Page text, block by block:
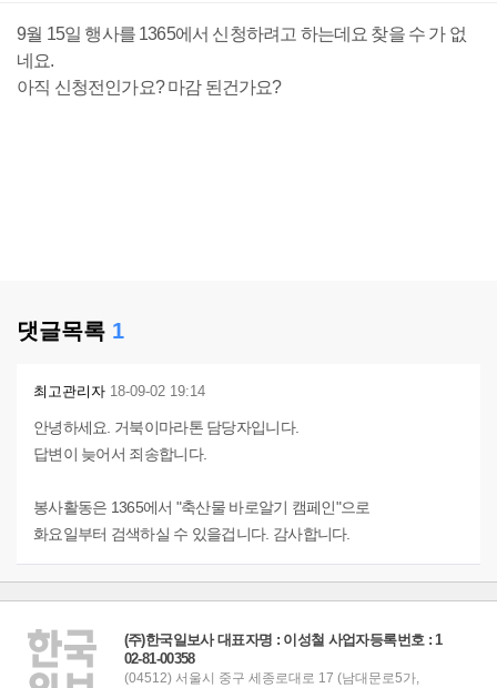
본문
9월 15일 행사를 1365에서 신청하려고 하는데요 찾을 수 가 없
네요.
아직 신청전인가요? 마감 된건가요?
댓글목록 1
최고관리자 18-09-02 19:14
안녕하세요. 거북이마라톤 담당자입니다.
답변이 늦어서 죄송합니다.
봉사활동은 1365에서 "축산물 바로알기 캠페인"으로
화요일부터 검색하실 수 있을겁니다. 감사합니다.
(주)한국일보사 대표자명 : 이성철 사업자등록번호 : 1
02-81-00358
(04512) 서울시 중구 세종로대로 17 (남대문로5가,